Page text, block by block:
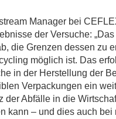
Manager bei
der Versuche:
die Grenzen dessen zu
möglich ist. Das
in der Herstellung der
Verpackungen ein
der Abfälle in die
kann – und dies auch bei